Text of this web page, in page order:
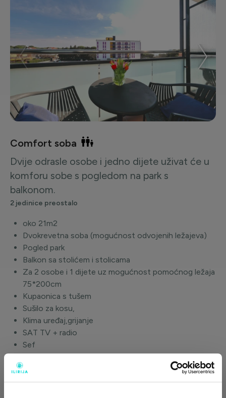
Comfort soba
Dvije odrasle osobe i jedno dijete uživat će u
komforu sobe s pogledom na park s
balkonom.
2 jedinice preostalo
oko 21m2
Dvokrevetna soba (mogućnost odvojenih ležajeva)
Pogled park
Balkon sa stolićem i stolicama
Za 2 osobe i 1 dijete uz mogućnost pomoćnog ležaja
75*200cm
Kupaonica s tušem
Sušilo za kosu,
Klima uređaj,grijanje
SAT TV + radio
Sef
Mini-bar
Izravni telefon
Besplatni WiFi za 2 uređaja